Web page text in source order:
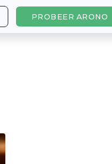
PROBEER ARONO